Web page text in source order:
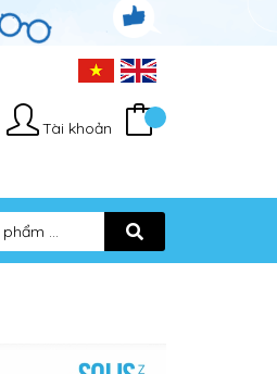
Tài khoản